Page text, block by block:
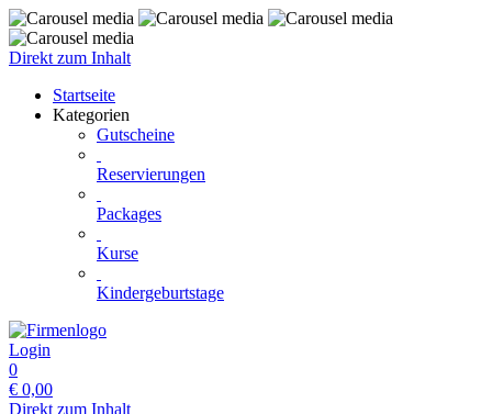
Direkt zum Inhalt
Startseite
Kategorien
Gutscheine
Reservierungen
Packages
Kurse
Kindergeburtstage
Login
0
€ 0,00
Direkt zum Inhalt